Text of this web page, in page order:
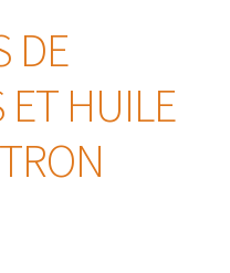
DE
ET HUILE